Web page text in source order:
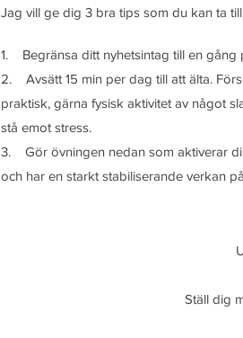
Jag vill ge dig 3 bra tips som du kan ta
1.    Begränsa ditt nyhetsintag till en gång
2.    Avsätt 15 min per dag till att älta.
praktisk, gärna fysisk aktivitet av något
stå emot stress.
3.    Gör övningen nedan som aktiverar
och har en starkt stabiliserande verkan
Ställ dig